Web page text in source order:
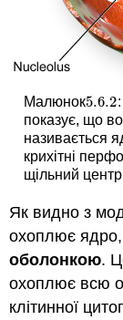
Малюнок5.6.2
5.6.2
показує, що
називається
крихітні
щільний
Як видно з
охоплює
оболонкою.
охоплює всю
клітинної